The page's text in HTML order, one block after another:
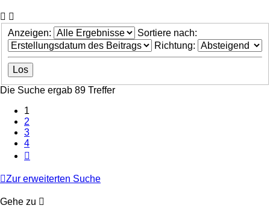
Anzeigen:
Sortiere nach:
Richtung:
Die Suche ergab 89 Treffer
1
2
3
4
Zur erweiterten Suche
Gehe zu